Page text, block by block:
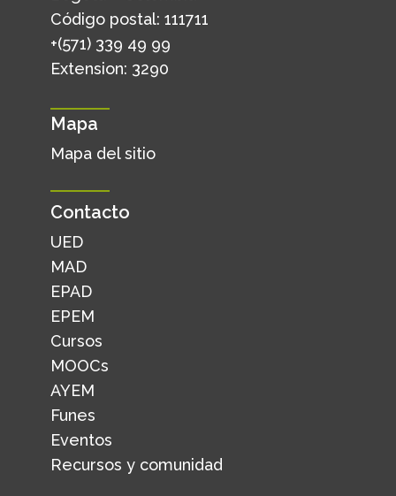
Código postal: 111711
+(571) 339 49 99
Extension: 3290
Mapa
Mapa del sitio
Contacto
UED
MAD
EPAD
EPEM
Cursos
MOOCs
AYEM
Funes
Eventos
Recursos y comunidad